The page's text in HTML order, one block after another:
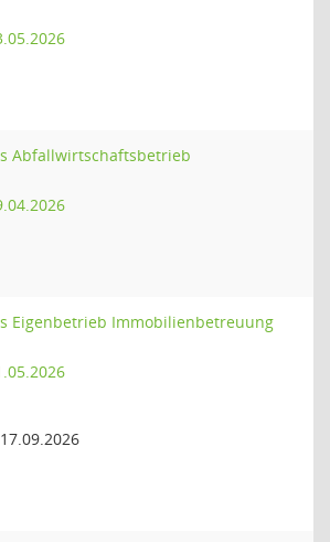
Abfallwirtschaftsbetrieb
Eigenbetrieb Immobilienbetreuung
17.09.2026